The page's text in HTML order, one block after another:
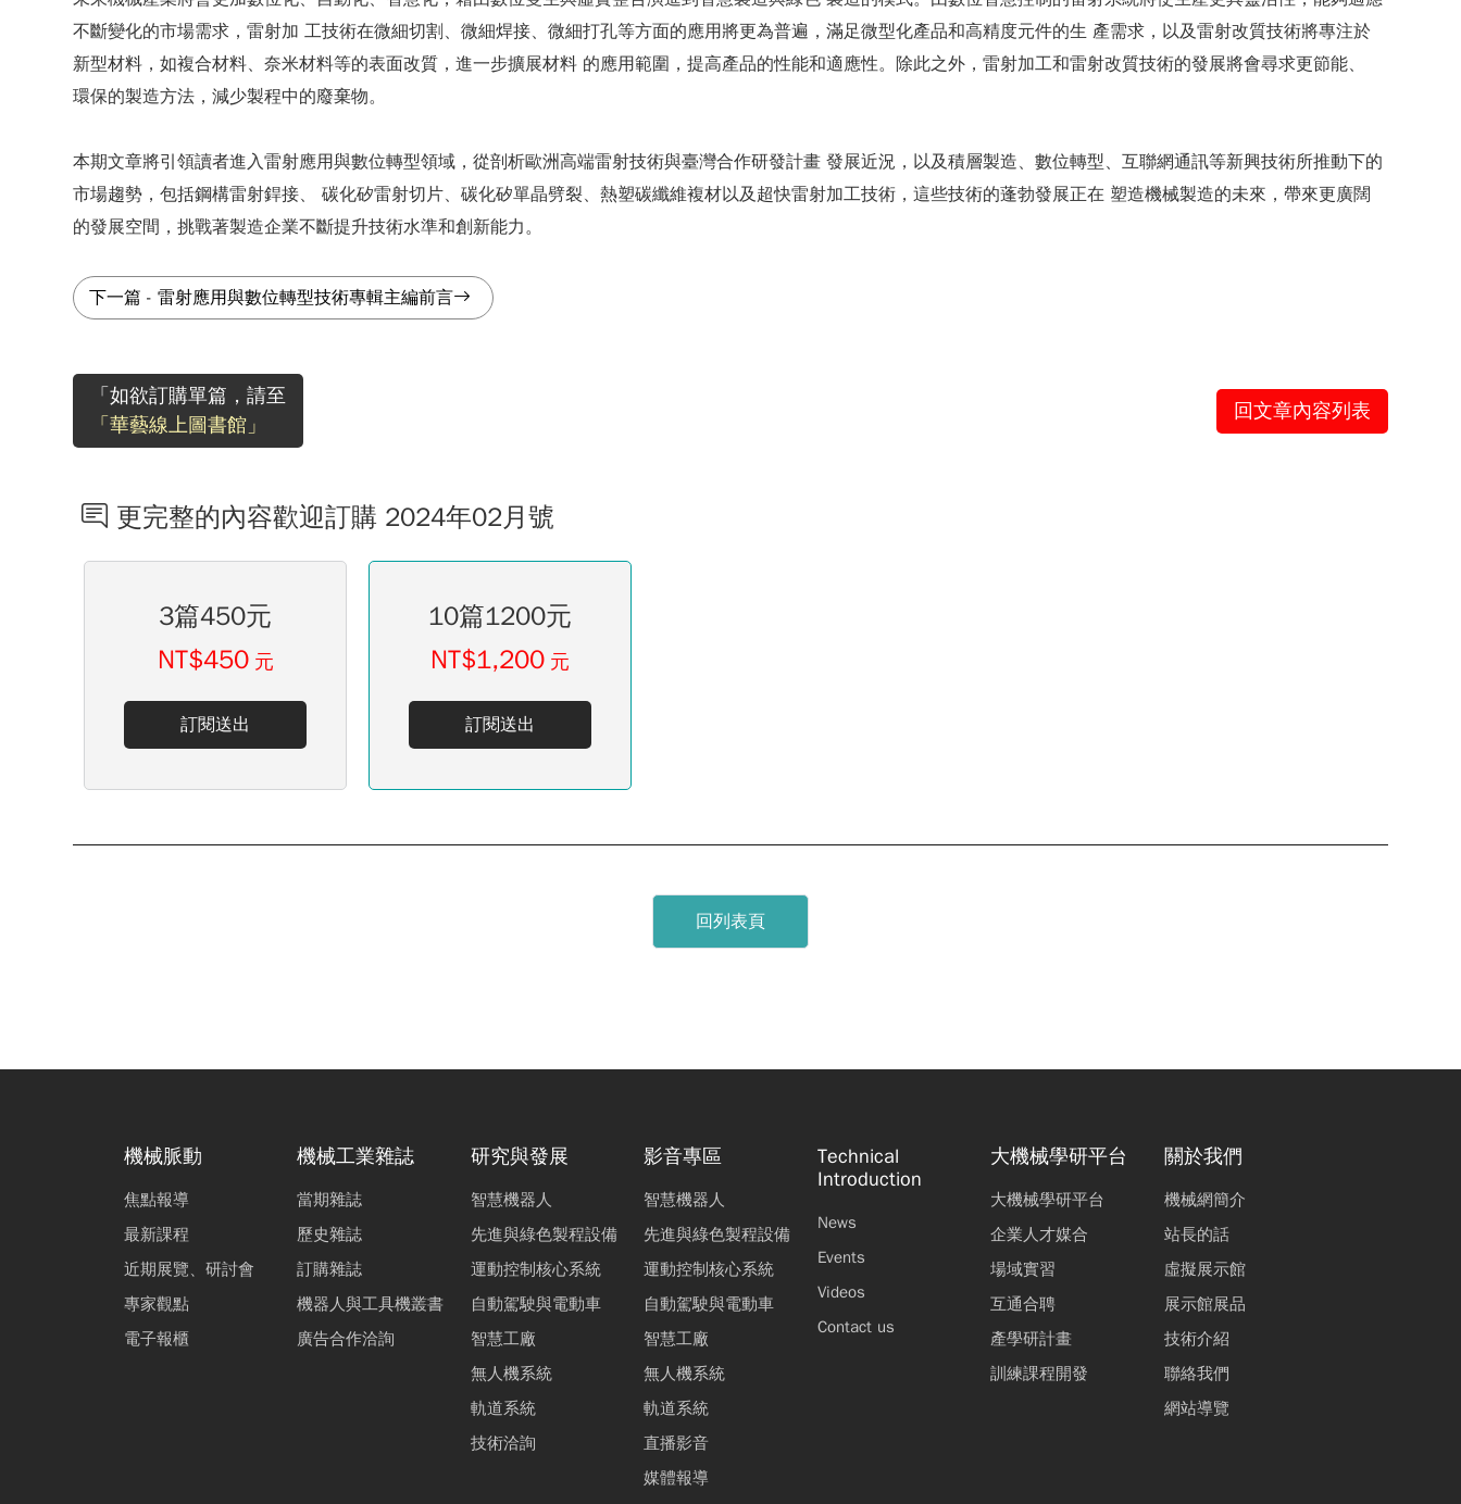
不斷變化的市場需求，雷射加 工技術在微細切割、微細焊接、微細打孔等方面的應用將更為普遍，滿足微型化產品和高精度元件的生 產需求，以及雷射改質技術將專注於
新型材料，如複合材料、奈米材料等的表面改質，進一步擴展材料 的應用範圍，提高產品的性能和適應性。除此之外，雷射加工和雷射改質技術的發展將會尋求更節能、
環保的製造方法，減少製程中的廢棄物。
本期文章將引領讀者進入雷射應用與數位轉型領域，從剖析歐洲高端雷射技術與臺灣合作研發計畫 發展近況，以及積層製造、數位轉型、互聯網通訊等新興技術所推動下的
市場趨勢，包括鋼構雷射銲接、 碳化矽雷射切片、碳化矽單晶劈裂、熱塑碳纖維複材以及超快雷射加工技術，這些技術的蓬勃發展正在 塑造機械製造的未來，帶來更廣闊
的發展空間，挑戰著製造企業不斷提升技術水準和創新能力。
下一篇 -雷射應用與數位轉型技術專輯主編前言
「如欲訂購單篇，請至
「華藝線上圖書館」
回文章內容列表
更完整的內容歡迎訂購 2024年02月號
3篇450元
NT$450 元
訂閱送出
10篇1200元
NT$1,200 元
訂閱送出
回列表頁
機械脈動
焦點報導
最新課程
近期展覽、研討會
專家觀點
電子報櫃
機械工業雜誌
當期雜誌
歷史雜誌
訂購雜誌
機器人與工具機叢書
廣告合作洽詢
研究與發展
智慧機器人
先進與綠色製程設備
運動控制核心系統
自動駕駛與電動車
智慧工廠
無人機系統
軌道系統
技術洽詢
影音專區
智慧機器人
先進與綠色製程設備
運動控制核心系統
自動駕駛與電動車
智慧工廠
無人機系統
軌道系統
直播影音
媒體報導
Technical
Introduction
News
Events
Videos
Contact us
大機械學研平台
大機械學研平台
企業人才媒合
場域實習
互通合聘
產學研計畫
訓練課程開發
關於我們
機械網簡介
站長的話
虛擬展示館
展示館展品
技術介紹
聯絡我們
網站導覽